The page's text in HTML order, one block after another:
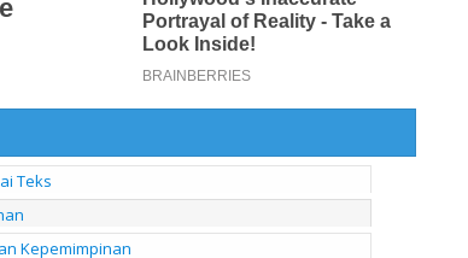
Teks
Kepemimpinan